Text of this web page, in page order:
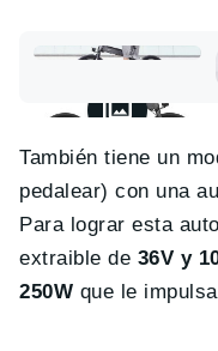
También tiene un
pedalear) con una
Para lograr esta
extraible de 36V y
250W que le